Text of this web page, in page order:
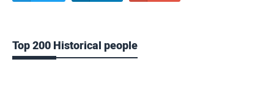
Top 200 Historical people